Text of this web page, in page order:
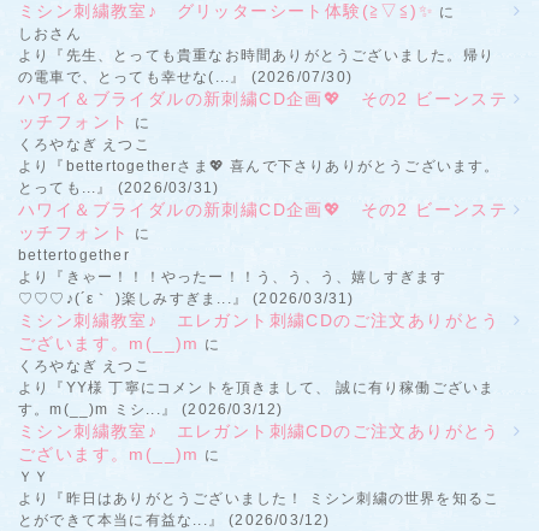
ミシン刺繍教室♪ グリッターシート体験(≧▽≦)✨ に
しおさん
より『先生、とっても貴重なお時間ありがとうございました。帰り
の電車で、とっても幸せな(...』 (2026/07/30)
ハワイ＆ブライダルの新刺繍CD企画💖 その2 ビーンステ
ッチフォント
に
くろやなぎ えつこ
より『bettertogetherさま💖 喜んで下さりありがとうございます。
とっても...』 (2026/03/31)
ハワイ＆ブライダルの新刺繍CD企画💖 その2 ビーンステ
ッチフォント
に
bettertogether
より『きゃー！！！やったー！！う、う、う、嬉しすぎます
♡♡♡♪(´ε｀ )楽しみすぎま...』 (2026/03/31)
ミシン刺繍教室♪ エレガント刺繍CDのご注文ありがとう
ございます。m(__)m に
くろやなぎ えつこ
より『YY様 丁寧にコメントを頂きまして、 誠に有り稼働ございま
す。m(__)m ミシ...』 (2026/03/12)
ミシン刺繍教室♪ エレガント刺繍CDのご注文ありがとう
ございます。m(__)m に
ＹＹ
より『昨日はありがとうございました！ ミシン刺繍の世界を知るこ
とができて本当に有益な...』 (2026/03/12)